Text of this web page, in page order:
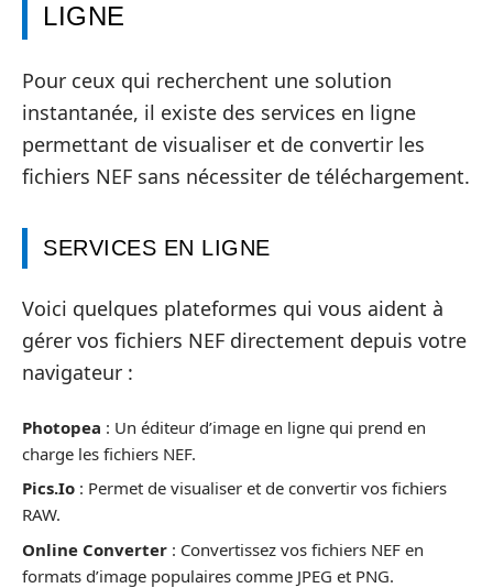
LIGNE
Pour ceux qui recherchent une solution
instantanée, il existe des services en ligne
permettant de visualiser et de convertir les
fichiers NEF sans nécessiter de téléchargement.
SERVICES EN LIGNE
Voici quelques plateformes qui vous aident à
gérer vos fichiers NEF directement depuis votre
navigateur :
Photopea : Un éditeur d’image en ligne qui prend en
charge les fichiers NEF.
Pics.Io : Permet de visualiser et de convertir vos fichiers
RAW.
Online Converter : Convertissez vos fichiers NEF en
formats d’image populaires comme JPEG et PNG.